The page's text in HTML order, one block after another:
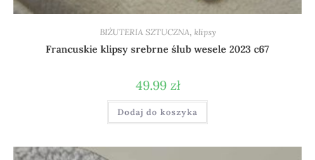
BIŻUTERIA SZTUCZNA klipsy
Francuskie klipsy srebrne ślub wesele 2023 c67
49.99 zł
Dodaj do koszyka